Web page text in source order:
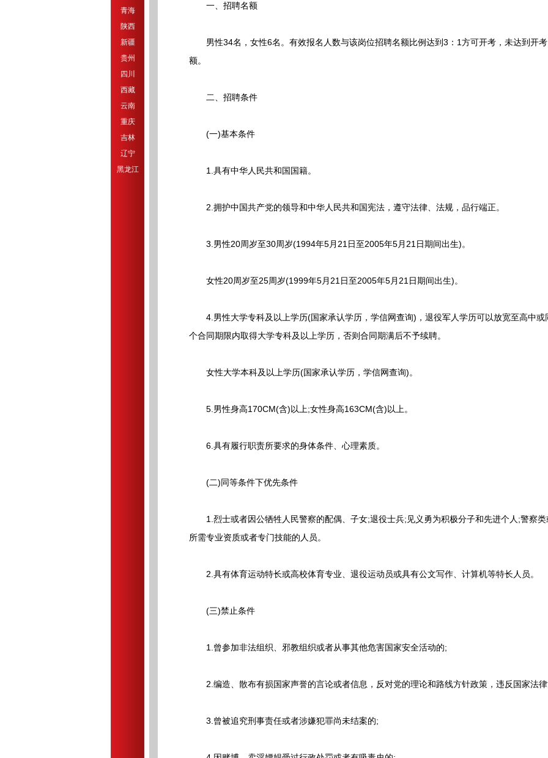
青海
陕西
新疆
贵州
四川
西藏
云南
重庆
吉林
辽宁
黑龙江
一、招聘名额
男性34名，女性6名。有效报名人数与该岗位招聘名额比例达到3：1方可开考，未达到开
额。
二、招聘条件
(一)基本条件
1.具有中华人民共和国国籍。
2.拥护中国共产党的领导和中华人民共和国宪法，遵守法律、法规，品行端正。
3.男性20周岁至30周岁(1994年5月21日至2005年5月21日期间出生)。
女性20周岁至25周岁(1999年5月21日至2005年5月21日期间出生)。
4.男性大学专科及以上学历(国家承认学历，学信网查询)，退役军人学历可以放宽至高中或
个合同期限内取得大学专科及以上学历，否则合同期满后不予续聘。
女性大学本科及以上学历(国家承认学历，学信网查询)。
5.男性身高170CM(含)以上;女性身高163CM(含)以上。
6.具有履行职责所要求的身体条件、心理素质。
(二)同等条件下优先条件
1.烈士或者因公牺牲人民警察的配偶、子女;退役士兵;见义勇为积极分子和先进个人;警察类
所需专业资质或者专门技能的人员。
2.具有体育运动特长或高校体育专业、退役运动员或具有公文写作、计算机等特长人员。
(三)禁止条件
1.曾参加非法组织、邪教组织或者从事其他危害国家安全活动的;
2.编造、散布有损国家声誉的言论或者信息，反对党的理论和路线方针政策，违反国家法
3.曾被追究刑事责任或者涉嫌犯罪尚未结案的;